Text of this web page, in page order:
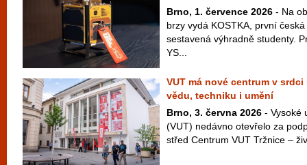
Brno, 1. července 2026 - Na
brzy vydá KOSTKA, první
sestavená výhradně studenty.
YS...
VUT má nové centrum v
vědu, techniku i umění
Brno, 3. června 2026 - Vysoké
(VUT) nedávno otevřelo za
střed Centrum VUT Tržnice –